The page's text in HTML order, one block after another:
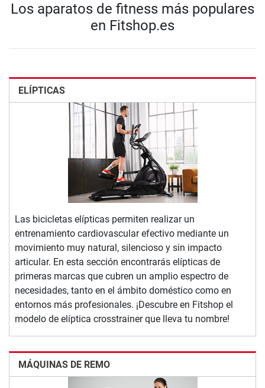
Los aparatos de fitness más populares
en Fitshop.es
ELÍPTICAS
Las bicicletas elípticas permiten realizar un
entrenamiento cardiovascular efectivo mediante un
movimiento muy natural, silencioso y sin impacto
articular. En esta sección encontrarás elípticas de
primeras marcas que cubren un amplio espectro de
necesidades, tanto en el ámbito doméstico como en
entornos más profesionales. ¡Descubre en Fitshop el
modelo de elíptica crosstrainer que lleva tu nombre!
MÁQUINAS DE REMO